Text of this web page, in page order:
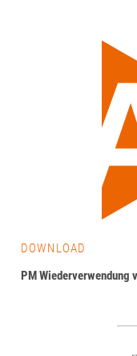
DOWNLOAD
PM Wiederverwendung